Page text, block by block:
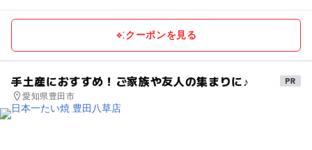
クーポンを見る
手土産におすすめ！ご家族や友人の集まりに♪
愛知県豊田市